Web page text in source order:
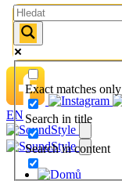
Exact matches only
Search in title
Search in content
EN